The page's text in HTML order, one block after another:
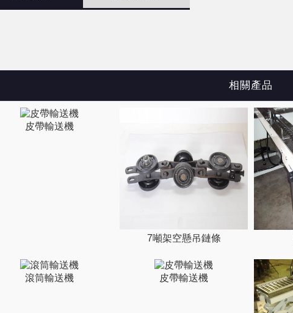
相關產品
皮帶輸送機
7噸架空懸吊鏈條
滾筒輸送機 皮帶輸送機